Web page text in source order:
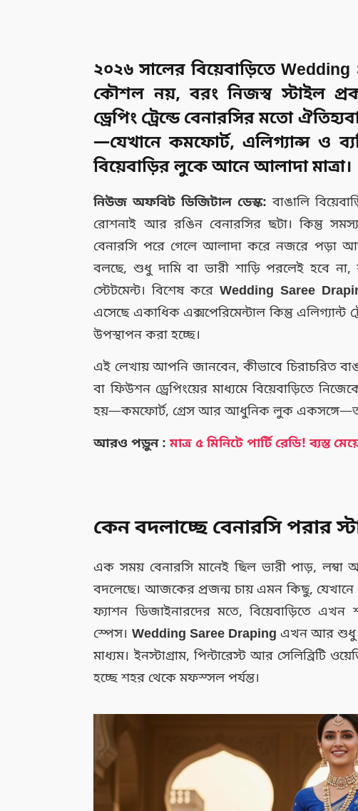
২০২৬ সালের বিয়েবাড়িতেWedding
কৌশল নয়, বরং নিজস্ব স্টাইল
ড্রেপিং ট্রেন্ডে বেনারসির মতো
—যেখানে কমফোর্ট, এলিগ্যান্স ও
বিয়েবাড়ির লুকে আনে আলাদা মাত্রা।
নিউজ অফবিট ডিজিটাল ডেস্ক: বাঙালি
রোশনাই আর রঙিন বেনারসির ছটা। কিন্তু
বেনারসি পরে গেলে আলাদা করে নজরে পড়া
বলছে, শুধু দামি বা ভারী শাড়ি পরলেই হবে না,
স্টেটমেন্ট। বিশেষ করেWedding Saree
এসেছে একাধিক এক্সপেরিমেন্টাল কিন্তু এলিগ্যান্ট
উপস্থাপন করা হচ্ছে।
এই লেখায় আপনি জানবেন, কীভাবে চিরাচরিত
বা ফিউশন ড্রেপিংয়ের মাধ্যমে বিয়েবাড়িতে
হয়—কমফোর্ট, গ্রেস আর আধুনিক লুক
আরও পড়ুন : মাত্র ৫ মিনিটে পার্টি রেডি!
কেন বদলাচ্ছে বেনারসি পরার
এক সময় বেনারসি মানেই ছিল ভারী পাড়,
বদলেছে। আজকের প্রজন্ম চায় এমন কিছু, যেখানে
ফ্যাশন ডিজাইনারদের মতে, বিয়েবাড়িতে এখন
স্পেস। Wedding Saree Draping এখন আর শুধু
মাধ্যম। ইনস্টাগ্রাম, পিন্টারেস্ট আর সেলিব্রিটি
হচ্ছে শহর থেকে মফস্সল পর্যন্ত।